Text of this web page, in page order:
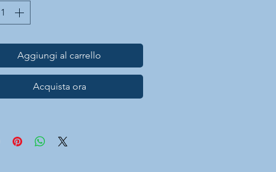
Aggiungi al carrello
Acquista ora